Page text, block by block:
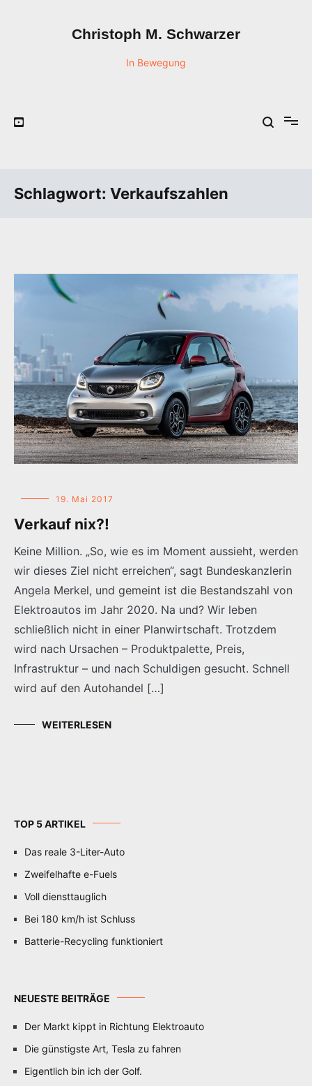
Christoph M. Schwarzer
In Bewegung
Schlagwort: Verkaufszahlen
19. Mai 2017
Verkauf nix?!
Keine Million. „So, wie es im Moment aussieht, werden
wir dieses Ziel nicht erreichen“, sagt Bundeskanzlerin
Angela Merkel, und gemeint ist die Bestandszahl von
Elektroautos im Jahr 2020. Na und? Wir leben
schließlich nicht in einer Planwirtschaft. Trotzdem
wird nach Ursachen – Produktpalette, Preis,
Infrastruktur – und nach Schuldigen gesucht. Schnell
wird auf den Autohandel […]
WEITERLESEN
TOP 5 ARTIKEL
Das reale 3-Liter-Auto
Zweifelhafte e-Fuels
Voll diensttauglich
Bei 180 km/h ist Schluss
Batterie-Recycling funktioniert
NEUESTE BEITRÄGE
Der Markt kippt in Richtung Elektroauto
Die günstigste Art, Tesla zu fahren
Eigentlich bin ich der Golf.